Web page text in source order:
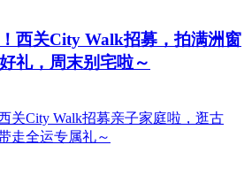
西关City Walk招募，拍满洲窗
礼，周末别宅啦～